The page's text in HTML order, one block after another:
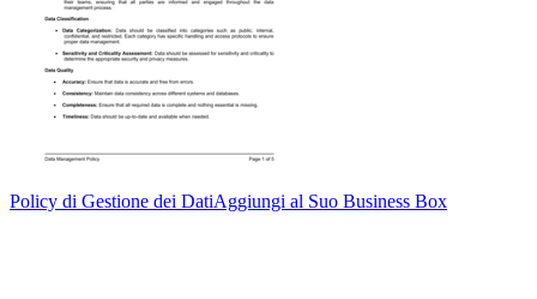
Policy di Gestione dei DatiAggiungi al Suo Business Box